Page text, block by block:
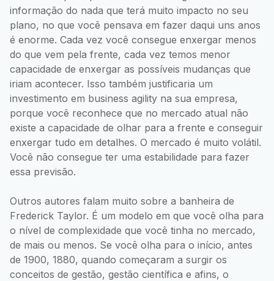
informação do nada que terá muito impacto no seu
plano, no que você pensava em fazer daqui uns anos
é enorme. Cada vez você consegue enxergar menos
do que vem pela frente, cada vez temos menor
capacidade de enxergar as possíveis mudanças que
iriam acontecer. Isso também justificaria um
investimento em business agility na sua empresa,
porque você reconhece que no mercado atual não
existe a capacidade de olhar para a frente e conseguir
enxergar tudo em detalhes. O mercado é muito volátil.
Você não consegue ter uma estabilidade para fazer
essa previsão.
Outros autores falam muito sobre a banheira de
Frederick Taylor. É um modelo em que você olha para
o nível de complexidade que você tinha no mercado,
de mais ou menos. Se você olha para o início, antes
de 1900, 1880, quando começaram a surgir os
conceitos de gestão, gestão científica e afins, o